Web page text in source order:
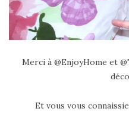
Merci à @EnjoyHome et
Et vous vous